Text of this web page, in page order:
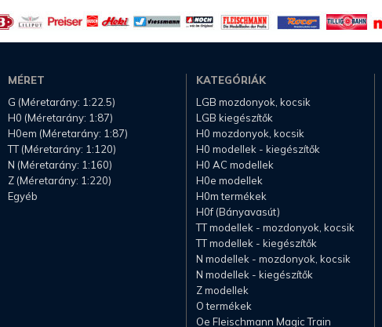
MÉRET
G (Méretarány: 1:22.5)
H0 (Méretarány: 1:87)
H0em (Méretarány: 1:87)
TT (Méretarány: 1:120)
N (Méretarány: 1:160)
Z (Méretarány: 1:220)
Egyéb
KATEGÓRIÁK
LGB mozdonyok, kocsik
LGB kiegészítők
H0 mozdonyok, kocsik
H0 modellek - kiegészítők
H0 AC modellek
H0e modellek
H0m termékek
H0f (Bányavasút)
TT modellek - mozdonyok, kocsik
TT modellek - kiegészítők
N modellek - mozdonyok, kocsik
N modellek - kiegészítők
Z modellek
O termékek
Oe Fleischmann Magic Train